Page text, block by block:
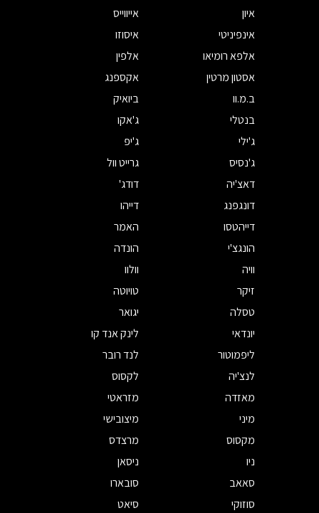
איון
אייווייס
אינפיניטי
איסוזו
אלפא רומיאו
אלפין
אסטון מרטין
אקספנג
ב.מ.וו
ביואיק
בנטלי
ג'אקו
ג'ילי
ג'יפ
ג'נסיס
גרייט וול
דאצ'יה
דודג'
דונגפנג
דייהו
דייהטסו
האמר
הונגצ'י
הונדה
וויה
וולוו
זיקר
טויוטה
טסלה
יגואר
יונדאי
לינק אנד קו
ליפמוטור
לנד רובר
לנצ'יה
לקסוס
מאזדה
מזראטי
מיני
מיצובישי
מקסוס
מרצדס
ניו
ניסאן
סאאב
סובארו
סוזוקי
סיאט